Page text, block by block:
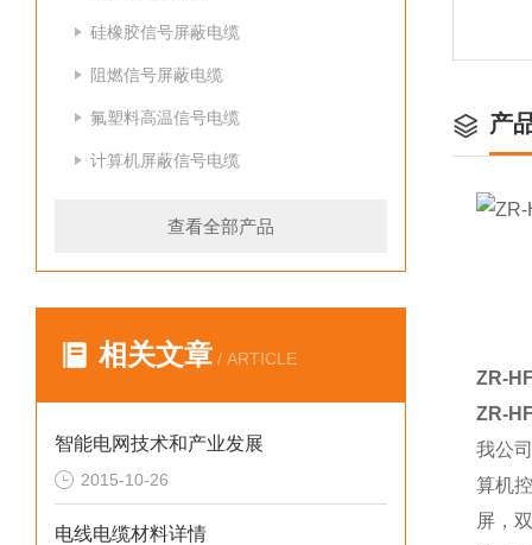
硅橡胶信号屏蔽电缆
阻燃信号屏蔽电缆
氟塑料高温信号电缆
计算机屏蔽信号电缆
查看全部产品
相关文章 / ARTICLE
智能电网技术和产业发展
2015-10-26
电线电缆材料详情
产
ZR-
ZR-
我公
算机
屏，